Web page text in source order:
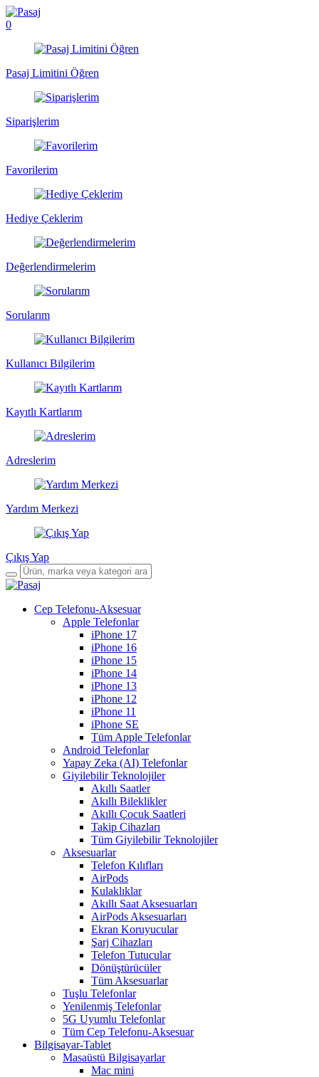
0
Pasaj Limitini Öğren
Siparişlerim
Favorilerim
Hediye Çeklerim
Değerlendirmelerim
Sorularım
Kullanıcı Bilgilerim
Kayıtlı Kartlarım
Adreslerim
Yardım Merkezi
Çıkış Yap
Cep Telefonu-Aksesuar
Apple Telefonlar
iPhone 17
iPhone 16
iPhone 15
iPhone 14
iPhone 13
iPhone 12
iPhone 11
iPhone SE
Tüm Apple Telefonlar
Android Telefonlar
Yapay Zeka (AI) Telefonlar
Giyilebilir Teknolojiler
Akıllı Saatler
Akıllı Bileklikler
Akıllı Çocuk Saatleri
Takip Cihazları
Tüm Giyilebilir Teknolojiler
Aksesuarlar
Telefon Kılıfları
AirPods
Kulaklıklar
Akıllı Saat Aksesuarları
AirPods Aksesuarları
Ekran Koruyucular
Şarj Cihazları
Telefon Tutucular
Dönüştürücüler
Tüm Aksesuarlar
Tuşlu Telefonlar
Yenilenmiş Telefonlar
5G Uyumlu Telefonlar
Tüm Cep Telefonu-Aksesuar
Bilgisayar-Tablet
Masaüstü Bilgisayarlar
Mac mini